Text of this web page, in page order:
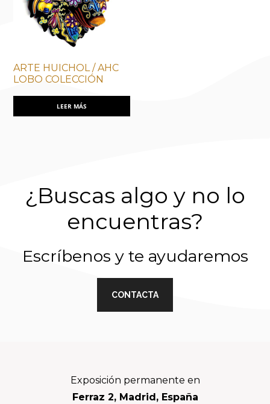
ARTE HUICHOL / AHC
LOBO COLECCIÓN
LEER MÁS
¿Buscas algo y no lo
encuentras?
Escríbenos y te ayudaremos
CONTACTA
FooterExposición permanente en
Ferraz 2, Madrid, España